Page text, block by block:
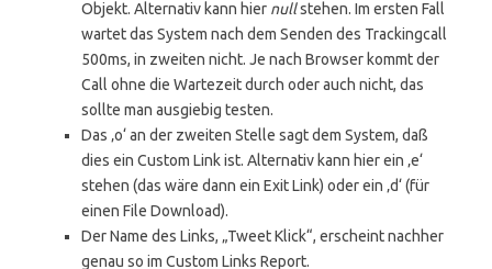
Objekt. Alternativ kann hier nullstehen. Im ersten Fall
wartet das System nach dem Senden des Trackingcall
500ms, in zweiten nicht. Je nach Browser kommt der
Call ohne die Wartezeit durch oder auch nicht, das
sollte man ausgiebig testen.
Das ‚o‘ an der zweiten Stelle sagt dem System, daß
dies ein Custom Link ist. Alternativ kann hier ein ‚e‘
stehen (das wäre dann ein Exit Link) oder ein ‚d‘ (für
einen File Download).
Der Name des Links, „Tweet Klick“, erscheint nachher
genau so im Custom Links Report.